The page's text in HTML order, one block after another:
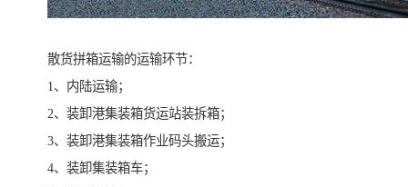
散货拼箱运输的运输环节：
1、内陆运输；
2、装卸港集装箱货运站装拆箱；
3、装卸港集装箱作业码头搬运；
4、装卸集装箱车；